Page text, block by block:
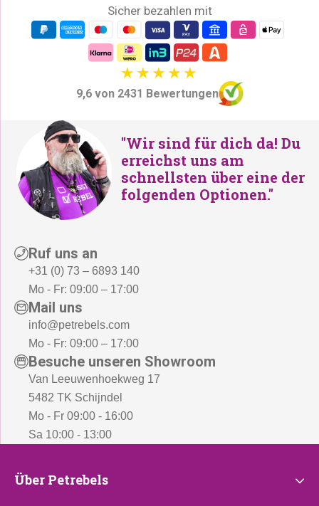
Sicher bezahlen mit
9,6 von 2431 Bewertungen
"Wir sind für dich da! Du
erreichst uns am
schnellsten über eine der
folgenden Optionen."
Ruf uns an
+31 (0) 73 – 6893 140
Mo - Fr: 09:00 – 17:00
Mail uns
info@petrebels.com
Mo - Fr: 09:00 – 17:00
Besuche unseren Showroom
Van Leeuwenhoekweg 17
5482 TK Schijndel
Mo - Fr 09:00 - 16:00
Sa 10:00 - 13:00
Über
Über Petrebels